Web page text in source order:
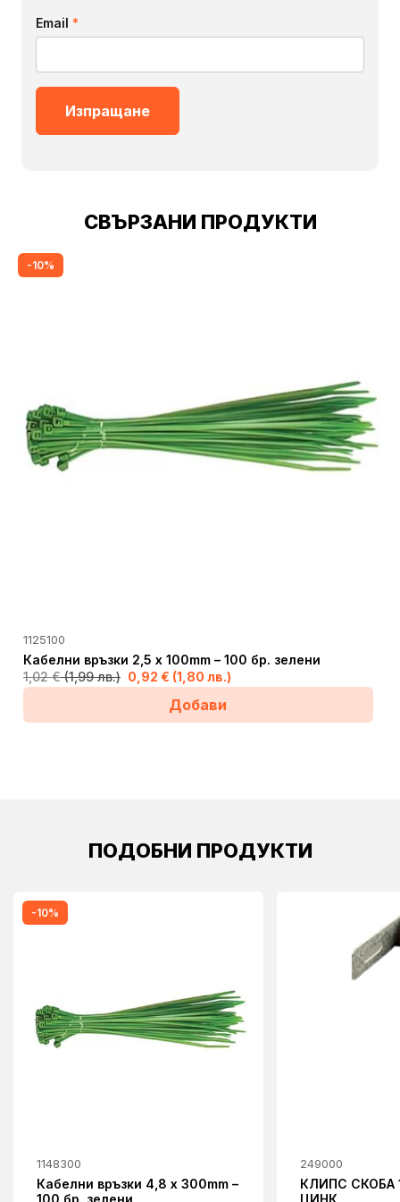
Email *
СВЪРЗАНИ ПРОДУКТИ
-10%
1125100
Кабелни връзки 2,5 x 100mm – 100 бр. зелени
1,02€(1,99 лв.)
Original
was:
0,92 € (1,80 лв.)
Текущата
е:
Добави
ПОДОБНИ ПРОДУКТИ
-10%
1148300
Кабелни връзки 4,8 x 300mm –
249000
КЛИПС СКОБА